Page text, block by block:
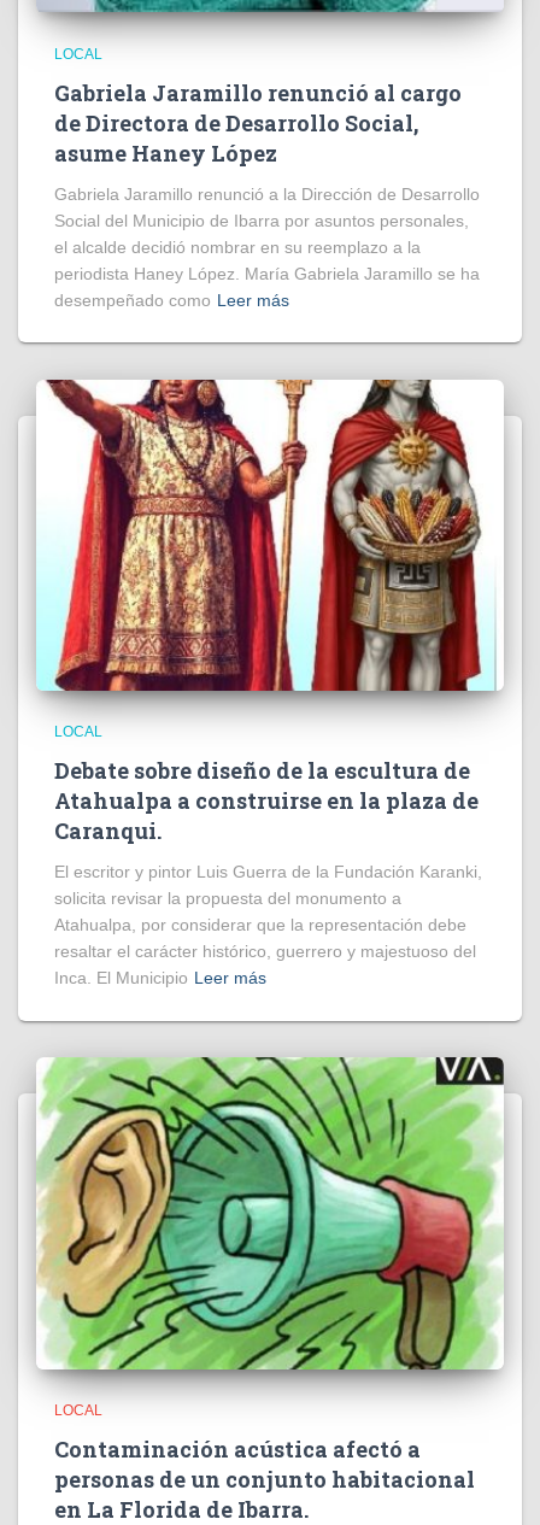
LOCAL
Gabriela Jaramillo renunció al cargo
de Directora de Desarrollo Social,
asume Haney López
Gabriela Jaramillo renunció a la Dirección de Desarrollo
Social del Municipio de Ibarra por asuntos personales,
el alcalde decidió nombrar en su reemplazo a la
periodista Haney López. María Gabriela Jaramillo se ha
desempeñado como Leer más
LOCAL
Debate sobre diseño de la escultura de
Atahualpa a construirse en la plaza de
Caranqui.
El escritor y pintor Luis Guerra de la Fundación Karanki,
solicita revisar la propuesta del monumento a
Atahualpa, por considerar que la representación debe
resaltar el carácter histórico, guerrero y majestuoso del
Inca. El Municipio Leer más
LOCAL
Contaminación acústica afectó a
personas de un conjunto habitacional
en La Florida de Ibarra.